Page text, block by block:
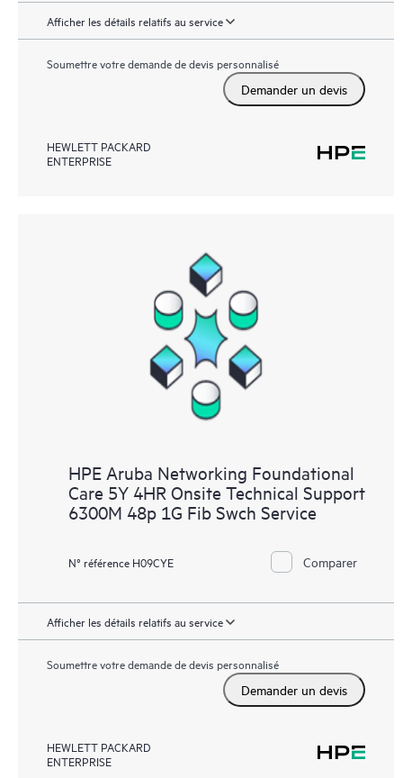
Afficher les détails relatifs au service
Soumettre votre demande de devis personnalisé
Demander un devis
HEWLETT PACKARD
ENTERPRISE
HPE Aruba Networking Foundational
Care 5Y 4HR Onsite Technical Support
6300M 48p 1G Fib Swch Service
N° référence H09CYE Comparer
Afficher les détails relatifs au service
Soumettre votre demande de devis personnalisé
Demander un devis
HEWLETT PACKARD
ENTERPRISE